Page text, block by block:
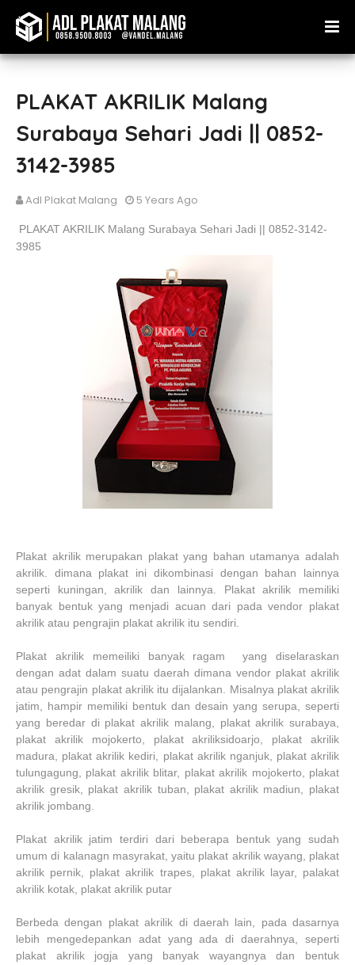
PLAKAT AKRILIK Malang
Surabaya Sehari Jadi || 0852-
3142-3985
Adl Plakat Malang 5 Years Ago
PLAKAT AKRILIK Malang Surabaya Sehari Jadi || 0852-3142-
3985
Plakat akrilik merupakan plakat yang bahan utamanya adalah
akrilik. dimana plakat ini dikombinasi dengan bahan lainnya
seperti kuningan, akrilik dan lainnya. Plakat akrilik memiliki
banyak bentuk yang menjadi acuan dari pada vendor plakat
akrilik atau pengrajin plakat akrilik itu sendiri.
Plakat akrilik memeiliki banyak ragam yang diselaraskan
dengan adat dalam suatu daerah dimana vendor plakat akrilik
atau pengrajin plakat akrilik itu dijalankan. Misalnya plakat akrilik
jatim, hampir memiliki bentuk dan desain yang serupa, seperti
yang beredar di plakat akrilik malang, plakat akrilik surabaya,
plakat akrilik mojokerto, plakat akriliksidoarjo, plakat akrilik
madura, plakat akrilik kediri, plakat akrilik nganjuk, plakat akrilik
tulungagung, plakat akrilik blitar, plakat akrilik mojokerto, plakat
akrilik gresik, plakat akrilik tuban, plakat akrilik madiun, plakat
akrilik jombang.
Plakat akrilik jatim terdiri dari beberapa bentuk yang sudah
umum di kalanagn masyrakat, yaitu plakat akrilik wayang, plakat
akrilik pernik, plakat akrilik trapes, plakat akrilik layar, palakat
akrilik kotak, plakat akrilik putar
Berbeda dengan plakat akrilik di daerah lain, pada dasarnya
lebih mengedepankan adat yang ada di daerahnya, seperti
plakat akrilik jogja yang banyak wayangnya dan bentuk